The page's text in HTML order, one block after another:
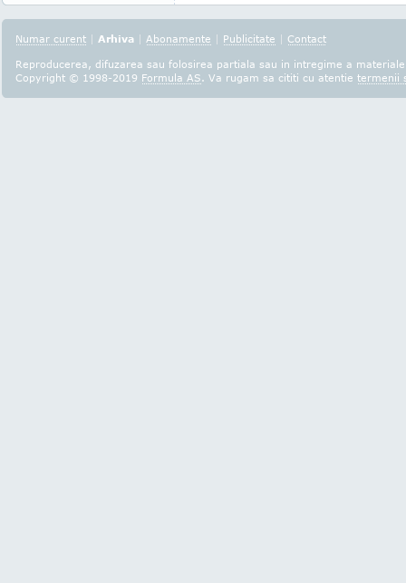
Numar curent | Arhiva | Abonamente | Publicitate | Contact
Reproducerea, difuzarea sau folosirea partiala sau in intregime a
Copyright © 1998-2019 Formula AS. Va rugam sa cititi cu atentie termenii